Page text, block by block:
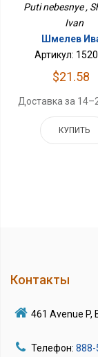
Puti nebesnye ,
Ivan
Шмелев
Артикул:
$21.58
Доставка за
КУПИТЬ
Контакты
461 Avenue P,
Телефон: 888-